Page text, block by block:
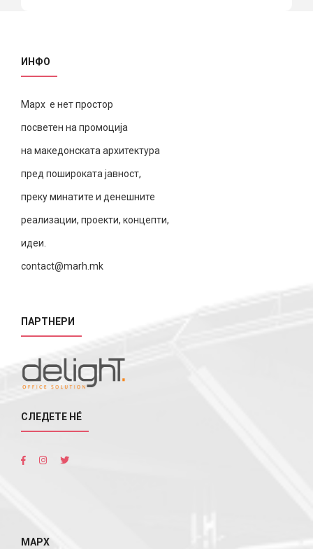
ИНФО
Марх е нет простор
посветен на промоција
на македонската архитектура
пред пошироката јавност,
преку минатите и денешните
реализации, проекти, концепти,
идеи.
contact@marh.mk
ПАРТНЕРИ
СЛЕДЕТЕ НÉ
МАРХ